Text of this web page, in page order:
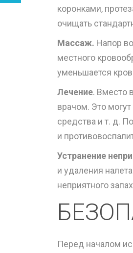
коронками,
очищать
Массаж. Напор
местного
уменьшается
Лечение. Вместо
врачом. Это
средства и т. д.
и
Устранение
и удаления
неприятного
Перед началом